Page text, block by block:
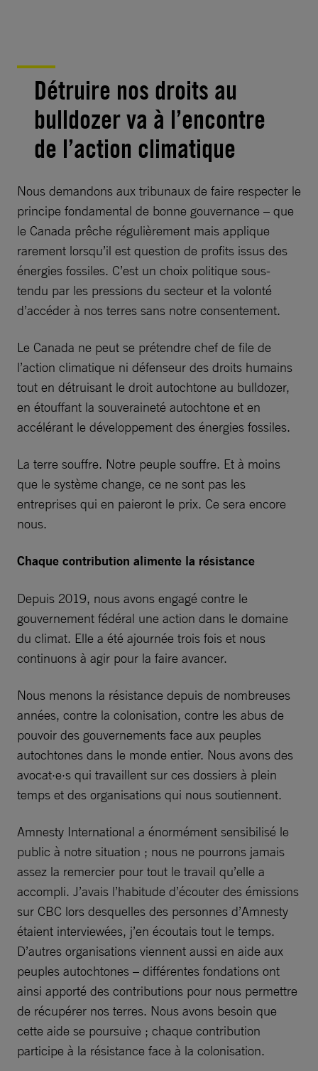
Détruire nos droits au
bulldozer va à l’encontre
de l’action climatique
Nous demandons aux tribunaux de faire respecter le
principe fondamental de bonne gouvernance – que
le Canada prêche régulièrement mais applique
rarement lorsqu’il est question de profits issus des
énergies fossiles. C’est un choix politique sous-
tendu par les pressions du secteur et la volonté
d’accéder à nos terres sans notre consentement.
Le Canada ne peut se prétendre chef de file de
l’action climatique ni défenseur des droits humains
tout en détruisant le droit autochtone au bulldozer,
en étouffant la souveraineté autochtone et en
accélérant le développement des énergies fossiles.
La terre souffre. Notre peuple souffre. Et à moins
que le système change, ce ne sont pas les
entreprises qui en paieront le prix. Ce sera encore
nous.
Chaque contribution alimente la résistance
Depuis 2019, nous avons engagé contre le
gouvernement fédéral une action dans le domaine
du climat. Elle a été ajournée trois fois et nous
continuons à agir pour la faire avancer.
Nous menons la résistance depuis de nombreuses
années, contre la colonisation, contre les abus de
pouvoir des gouvernements face aux peuples
autochtones dans le monde entier. Nous avons des
avocat·e·s qui travaillent sur ces dossiers à plein
temps et des organisations qui nous soutiennent.
Amnesty International a énormément sensibilisé le
public à notre situation ; nous ne pourrons jamais
assez la remercier pour tout le travail qu’elle a
accompli. J’avais l’habitude d’écouter des émissions
sur CBC lors desquelles des personnes d’Amnesty
étaient interviewées, j’en écoutais tout le temps.
D’autres organisations viennent aussi en aide aux
peuples autochtones – différentes fondations ont
ainsi apporté des contributions pour nous permettre
de récupérer nos terres. Nous avons besoin que
cette aide se poursuive ; chaque contribution
participe à la résistance face à la colonisation.